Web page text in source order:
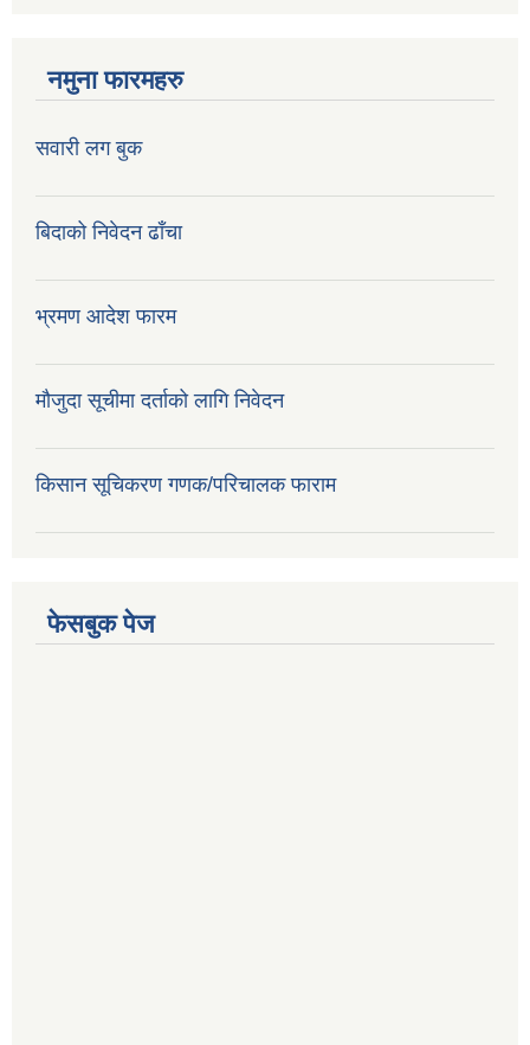
नमुना फारमहरु
सवारी लग बुक
बिदाको निवेदन ढाँचा
भ्रमण आदेश फारम
मौजुदा सूचीमा दर्ताको लागि निवेदन
किसान सूचिकरण गणक/परिचालक फाराम
फेसबुक पेज